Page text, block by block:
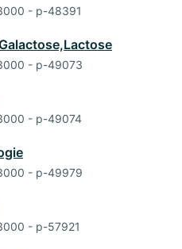
- p-48391
- p-49073
- p-49074
- p-49979
- p-57921